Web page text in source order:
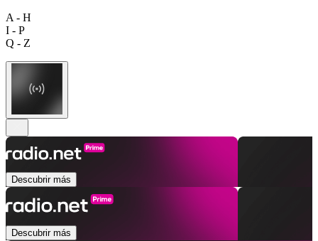
A - H
I - P
Q - Z
Descubrir más
Descubrir más